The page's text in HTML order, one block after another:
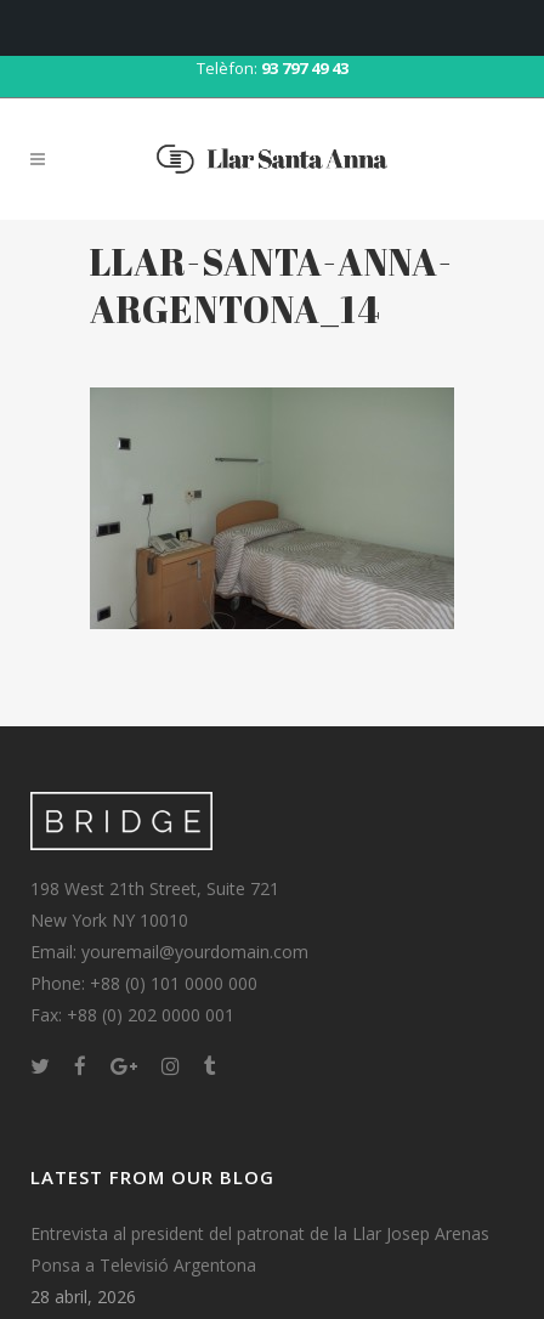
Telèfon: 93 797 49 43
LLAR-SANTA-ANNA-
ARGENTONA_14
198 West 21th Street, Suite 721
New York NY 10010
Email: youremail@yourdomain.com
Phone: +88 (0) 101 0000 000
Fax: +88 (0) 202 0000 001
LATEST FROM OUR BLOG
Entrevista al president del patronat de la Llar Josep Arenas
Ponsa a Televisió Argentona
28 abril, 2026